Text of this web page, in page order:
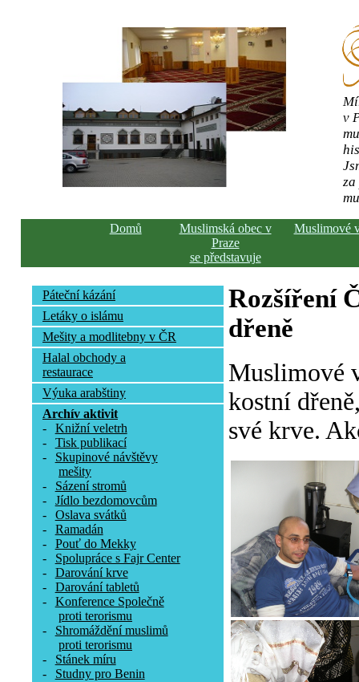
v
Domů
Muslimská obec v
Praze
se představuje
Muslimové
Páteční kázání
Letáky o islámu
Mešity a modlitebny v ČR
Halal obchody a
restaurace
Výuka arabštiny
Archív aktivit
-
Knižní veletrh
-
Tisk publikací
-
Skupinové návštěvy
mešity
-
Sázení stromů
-
Jídlo bezdomovcům
-
Oslava svátků
-
Ramadán
-
Pouť do Mekky
-
Spolupráce s Fajr Center
-
Darování krve
-
Darování tabletů
-
Konference Společně
proti terorismu
-
Shromáždění muslimů
proti terorismu
-
Stánek míru
-
Studny pro Benin
Rozšíření
dřeně
Muslimové
kostní
své krve.